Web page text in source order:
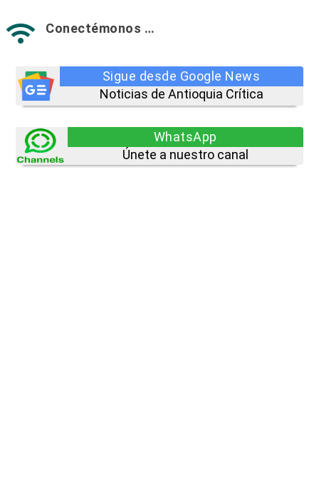
 Conectémonos …
Sigue desde Google News
Noticias de Antioquia Crítica
WhatsApp
Únete a nuestro canal